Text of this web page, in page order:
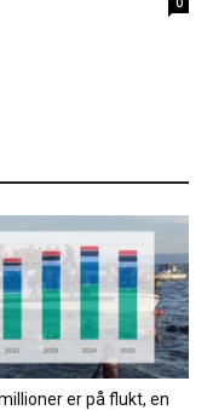
er på flukt, en